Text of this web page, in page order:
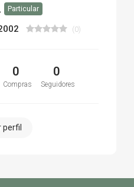
Particular
(0)
0
Compras
0
Seguidores
perfil